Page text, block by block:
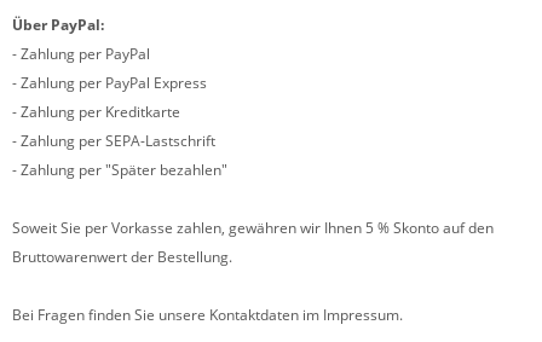
Über PayPal:
- Zahlung per PayPal
- Zahlung per PayPal Express
- Zahlung per Kreditkarte
- Zahlung per SEPA-Lastschrift
- Zahlung per "Später bezahlen"
Soweit Sie per Vorkasse zahlen, gewähren wir Ihnen 5 % Skonto auf den
Bruttowarenwert der Bestellung.
Bei Fragen finden Sie unsere Kontaktdaten im Impressum.